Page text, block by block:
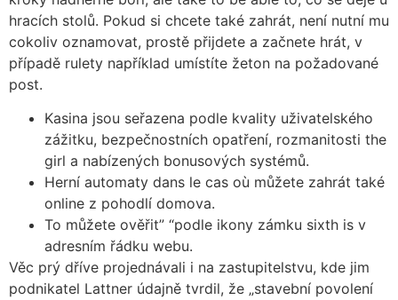
hracích stolů. Pokud si chcete také zahrát, není nutní mu
cokoliv oznamovat, prostě přijdete a začnete hrát, v
případě rulety například umístíte žeton na požadované
post.
Kasina jsou seřazena podle kvality uživatelského
zážitku, bezpečnostních opatření, rozmanitosti the
girl a nabízených bonusových systémů.
Herní automaty dans le cas où můžete zahrát také
online z pohodlí domova.
To můžete ověřit” “podle ikony zámku sixth is v
adresním řádku webu.
Věc prý dříve projednávali i na zastupitelstvu, kde jim
podnikatel Lattner údajně tvrdil, že „stavební povolení